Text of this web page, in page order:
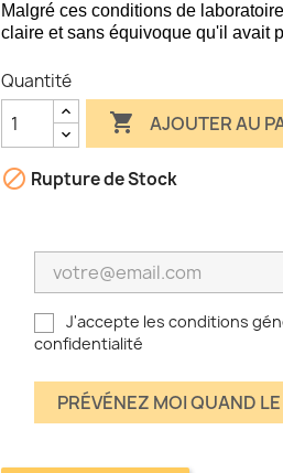
Malgré ces conditions de
claire et sans équivoque qu'il avait
Quantité
 AJOUTER AU
 Rupture de Stock
J'accepte les conditions
confidentialité
PRÉVÉNEZ MOI QUAND